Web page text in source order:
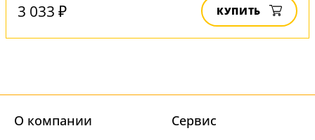
3 033 ₽ КУПИТЬ
О компании Cервис